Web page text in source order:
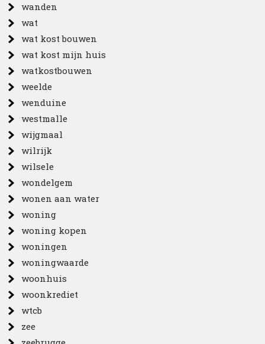
wanden
wat
wat kost bouwen
wat kost mijn huis
watkostbouwen
weelde
wenduine
westmalle
wijgmaal
wilrijk
wilsele
wondelgem
wonen aan water
woning
woning kopen
woningen
woningwaarde
woonhuis
woonkrediet
wtcb
zee